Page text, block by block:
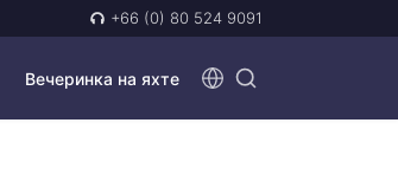
+66 (0) 80 524 9091
Вечеринка на яхте